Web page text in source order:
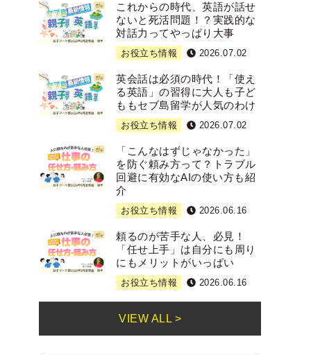
これからの時代、英語が話せ
ないと死活問題！？実践的な
対話力ってやっぱり大事
お役立ち情報 2026.07.02
英会話は必須の時代！「使え
る英語」の習得に大人も子ど
ももセブ島留学が人気のわけ
お役立ち情報 2026.07.02
「こんなはずじゃなかった」
を防ぐ頼み方って？トラブル
回避に有効なAIの使い方も紹
介
お役立ち情報 2026.06.16
頼るのが苦手な人、必見！
「任せ上手」は自分にも周り
にもメリットがいっぱい
お役立ち情報 2026.06.16
VIEW ALL >